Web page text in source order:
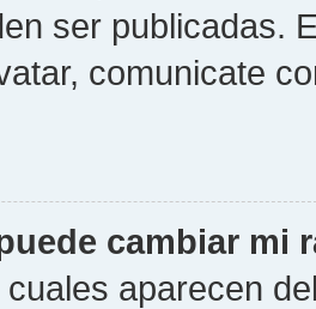
ser publicadas.
comunicate
cambiar mi
aparecen